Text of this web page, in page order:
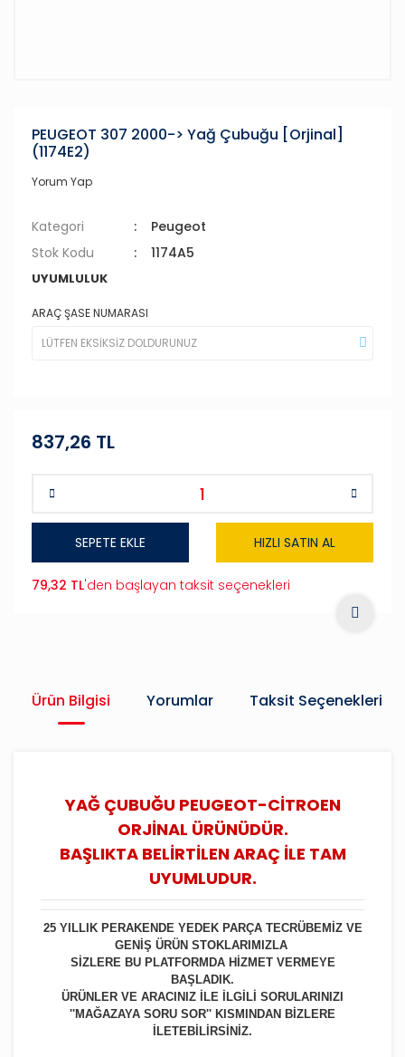
PEUGEOT 307 2000-> Yağ Çubuğu [Orjinal]
(1174E2)
Yorum Yap
Kategori
Peugeot
Stok Kodu
1174A5
UYUMLULUK
ARAÇ ŞASE NUMARASI
837,26 TL
SEPETE EKLE HIZLI SATIN AL
79,32 TL'den başlayan taksit seçenekleri
Ürün Bilgisi Yorumlar Taksit Seçenekleri
YAĞ ÇUBUĞU PEUGEOT-CİTROEN
ORJİNAL ÜRÜNÜDÜR.
BAŞLIKTA BELİRTİLEN ARAÇ İLE TAM
UYUMLUDUR.
25 YILLIK PERAKENDE YEDEK PARÇA TECRÜBEMİZ VE
GENİŞ ÜRÜN STOKLARIMIZLA
SİZLERE BU PLATFORMDA HİZMET VERMEYE
BAŞLADIK.
ÜRÜNLER VE ARACINIZ İLE İLGİLİ SORULARINIZI
''MAĞAZAYA SORU SOR'' KISMINDAN BİZLERE
İLETEBİLİRSİNİZ.